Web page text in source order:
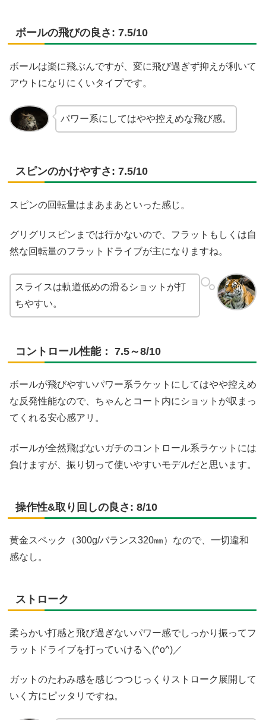
ボールの飛びの良さ: 7.5/10
ボールは楽に飛ぶんですが、変に飛び過ぎず抑えが利いて
アウトになりにくいタイプです。
パワー系にしてはやや控えめな飛び感。
スピンのかけやすさ: 7.5/10
スピンの回転量はまあまあといった感じ。
グリグリスピンまでは行かないので、フラットもしくは自
然な回転量のフラットドライブが主になりますね。
スライスは軌道低めの滑るショットが打
ちやすい。
コントロール性能： 7.5～8/10
ボールが飛びやすいパワー系ラケットにしてはやや控えめ
な反発性能なので、ちゃんとコート内にショットが収まっ
てくれる安心感アリ。
ボールが全然飛ばないガチのコントロール系ラケットには
負けますが、振り切って使いやすいモデルだと思います。
操作性&取り回しの良さ: 8/10
黄金スペック（300g/バランス320㎜）なので、一切違和
感なし。
ストローク
柔らかい打感と飛び過ぎないパワー感でしっかり振ってフ
ラットドライブを打っていける＼(^o^)／
ガットのたわみ感を感じつつじっくりストローク展開して
いく方にピッタリですね。